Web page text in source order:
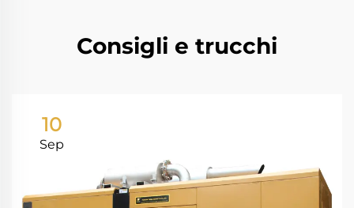
Consigli e trucchi
10
Sep